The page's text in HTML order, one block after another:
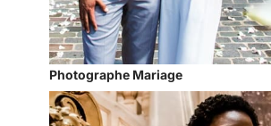
Photographe Mariage